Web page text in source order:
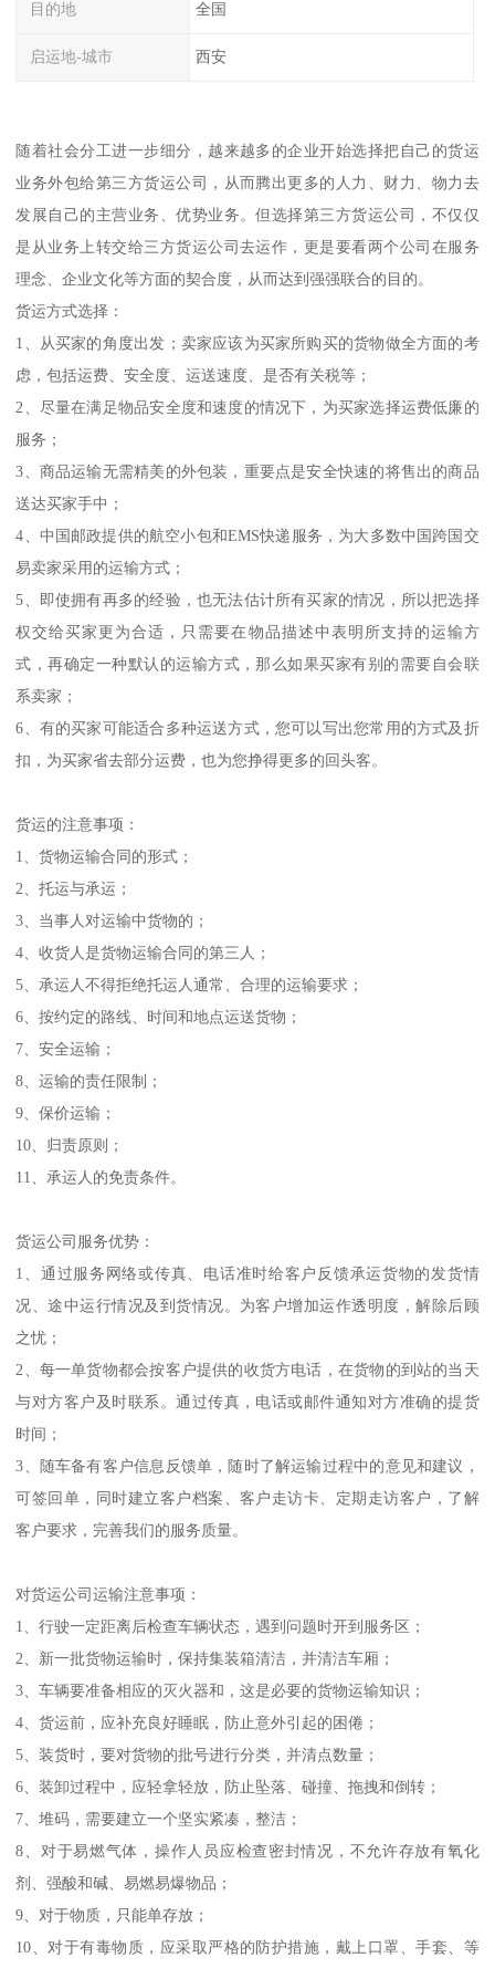
目的地 全国
启运地-城市 西安
随着社会分工进一步细分，越来越多的企业开始选择把自己的货运
业务外包给第三方货运公司，从而腾出更多的人力、财力、物力去
发展自己的主营业务、优势业务。但选择第三方货运公司，不仅仅
是从业务上转交给三方货运公司去运作，更是要看两个公司在服务
理念、企业文化等方面的契合度，从而达到强强联合的目的。
货运方式选择：
1、从买家的角度出发；卖家应该为买家所购买的货物做全方面的考
虑，包括运费、安全度、运送速度、是否有关税等；
2、尽量在满足物品安全度和速度的情况下，为买家选择运费低廉的
服务；
3、商品运输无需精美的外包装，重要点是安全快速的将售出的商品
送达买家手中；
4、中国邮政提供的航空小包和EMS快递服务，为大多数中国跨国交
易卖家采用的运输方式；
5、即使拥有再多的经验，也无法估计所有买家的情况，所以把选择
权交给买家更为合适，只需要在物品描述中表明所支持的运输方
式，再确定一种默认的运输方式，那么如果买家有别的需要自会联
系卖家；
6、有的买家可能适合多种运送方式，您可以写出您常用的方式及折
扣，为买家省去部分运费，也为您挣得更多的回头客。
货运的注意事项：
1、货物运输合同的形式；
2、托运与承运；
3、当事人对运输中货物的；
4、收货人是货物运输合同的第三人；
5、承运人不得拒绝托运人通常、合理的运输要求；
6、按约定的路线、时间和地点运送货物；
7、安全运输；
8、运输的责任限制；
9、保价运输；
10、归责原则；
11、承运人的免责条件。
货运公司服务优势：
1、通过服务网络或传真、电话准时给客户反馈承运货物的发货情
况、途中运行情况及到货情况。为客户增加运作透明度，解除后顾
之忧；
2、每一单货物都会按客户提供的收货方电话，在货物的到站的当天
与对方客户及时联系。通过传真，电话或邮件通知对方准确的提货
时间；
3、随车备有客户信息反馈单，随时了解运输过程中的意见和建议，
可签回单，同时建立客户档案、客户走访卡、定期走访客户，了解
客户要求，完善我们的服务质量。
对货运公司运输注意事项：
1、行驶一定距离后检查车辆状态，遇到问题时开到服务区；
2、新一批货物运输时，保持集装箱清洁，并清洁车厢；
3、车辆要准备相应的灭火器和，这是必要的货物运输知识；
4、货运前，应补充良好睡眠，防止意外引起的困倦；
5、装货时，要对货物的批号进行分类，并清点数量；
6、装卸过程中，应轻拿轻放，防止坠落、碰撞、拖拽和倒转；
7、堆码，需要建立一个坚实紧凑，整洁；
8、对于易燃气体，操作人员应检查密封情况，不允许存放有氧化
剂、强酸和碱、易燃易爆物品；
9、对于物质，只能单存放；
10、对于有毒物质，应采取严格的防护措施，戴上口罩、手套、等